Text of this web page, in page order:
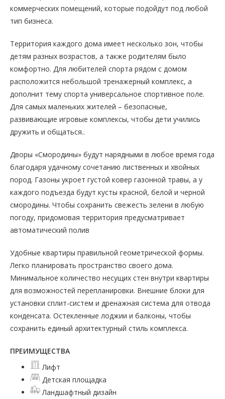
коммерческих помещений, которые подойдут под любой
тип бизнеса.
Территория каждого дома имеет несколько зон, чтобы
детям разных возрастов, а также родителям было
комфортно. Для любителей спорта рядом с домом
расположится небольшой тренажерный комплекс, а
дополнит тему спорта универсальное спортивное поле.
Для самых маленьких жителей – безопасные,
развивающие игровые комплексы, чтобы дети учились
дружить и общаться..
Дворы «Смородины» будут нарядными в любое время года
благодаря удачному сочетанию лиственных и хвойных
пород. Газоны укроет густой ковер газонной травы, а у
каждого подъезда будут кусты красной, белой и черной
смородины. Чтобы сохранить свежесть зелени в любую
погоду, придомовая территория предусматривает
автоматический полив
Удобные квартиры правильной геометрической формы.
Легко планировать пространство своего дома.
Минимальное количество несущих стен внутри квартиры
для возможностей перепланировки. Внешние блоки для
установки сплит-систем и дренажная система для отвода
конденсата. Остекленные лоджии и балконы, чтобы
сохранить единый архитектурный стиль комплекса.
ПРЕИМУЩЕСТВА
Лифт
Детская площадка
Ландшафтный дизайн